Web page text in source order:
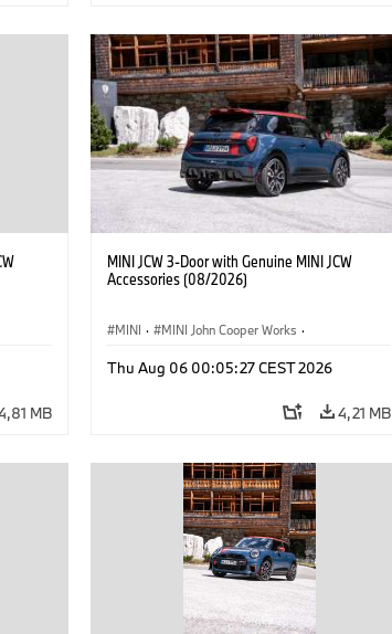
MB
MINI JCW 3-Door with Genuine MINI JCW
Accessories (08/2026)
MINI · MINI John Cooper Works ·
Doplňky na přání, příslušenství
Thu Aug 06 00:05:27 CEST 2026
4,21 MB